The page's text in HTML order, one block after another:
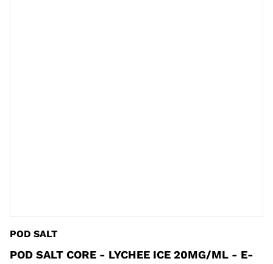
POD SALT
POD SALT CORE - LYCHEE ICE 20MG/ML - E-